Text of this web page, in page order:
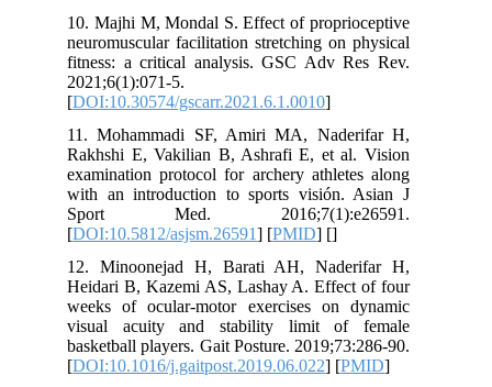
10. Majhi M, Mondal S. Effect of
neuromuscular facilitation stretching
fitness: a critical analysis. GSC Adv
[DOI:10.30574/gscarr.2021.6.1.0010
11. Mohammadi SF, Amiri MA,
Rakhshi E, Vakilian B, Ashrafi E, et
examination protocol for archery
with an introduction to sports
Sport Med.
[DOI:10.5812/asjsm.26591
12. Minoonejad H, Barati AH,
Heidari B, Kazemi AS, Lashay A.
weeks of ocular-motor exercises on
visual acuity and stability limit
basketball players. Gait Posture.
[DOI:10.1016/j.gaitpost.2019.06.022